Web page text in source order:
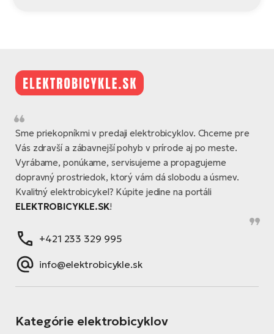
Sme priekopníkmi v predaji elektrobicyklov. Chceme pre
Vás zdravší a zábavnejší pohyb v prírode aj po meste.
Vyrábame, ponúkame, servisujeme a propagujeme
dopravný prostriedok, ktorý vám dá slobodu a úsmev.
Kvalitný elektrobicykel? Kúpite jedine na portáli
ELEKTROBICYKLE.SK!
+421 233 329 995
info@elektrobicykle.sk
Kategórie elektrobicyklov